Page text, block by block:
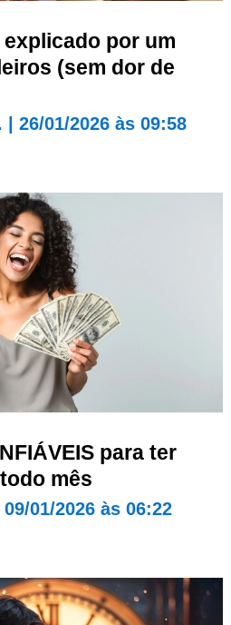
por um
(sem dor de
26/01/2026 às 09:58
para ter
mês
09/01/2026 às 06:22